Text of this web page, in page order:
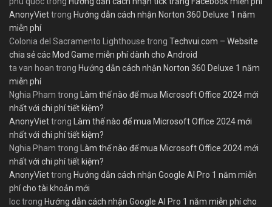
AnonyViettrong Hướng dẫn cách nhận Norton 360 Deluxe 1 năm
miễn phí
Colonia del Sacramento Lighthouse trong Techvui.com – Website
chia sẻ các Mod Game miễn phí dành cho Android
ta van hoan trong Hướng dẫn cách nhận Norton 360 Deluxe 1 năm
miễn phí
Nghia Pham trong Làm thế nào để mua Microsoft Office 2024 mới
nhất với chi phí tiết kiệm?
AnonyViettrong Làm thế nào để mua Microsoft Office 2024 mới
nhất với chi phí tiết kiệm?
Nghia Pham trong Làm thế nào để mua Microsoft Office 2024 mới
nhất với chi phí tiết kiệm?
AnonyViettrong Hướng dẫn cách nhận Google AI Pro 1 năm miễn
phí cho tài khoản mới
loctrong Hướng dẫn cách nhận Google AI Pro 1 năm miễn phí cho